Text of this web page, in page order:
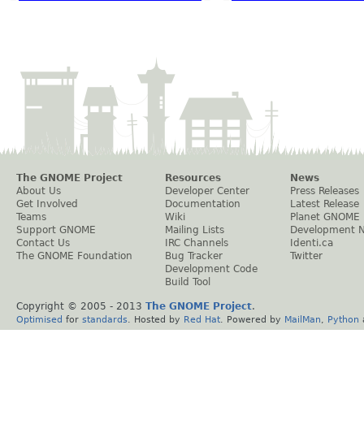
The GNOME Project
About Us
Get Involved
Teams
Support GNOME
Contact Us
The GNOME Foundation
Resources
Developer Center
Documentation
Wiki
Mailing Lists
IRC Channels
Bug Tracker
Development Code
Build Tool
News
Press Releases
Latest Release
Planet GNOME
Development
Identi.ca
Twitter
Copyright © 2005 - 2013 The GNOME Project.
Optimised for standards . Hosted by Red Hat . Powered by MailMan Python